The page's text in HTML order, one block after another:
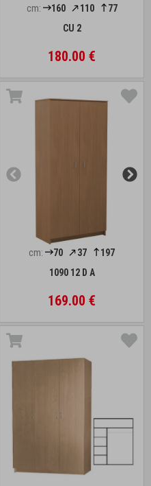
cm: 160 110
77
CU 2
180.00 €
cm: 70 37
197
1090 12 D A
169.00 €